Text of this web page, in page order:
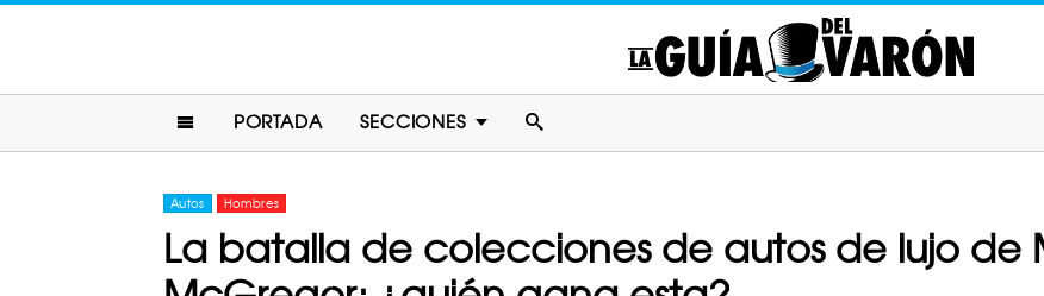
PORTADA SECCIONES
Autos Hombres
La batalla de colecciones de autos de lujo de